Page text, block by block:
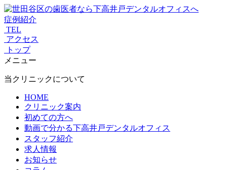
症例紹介
TEL
アクセス
トップ
メニュー
当クリニックについて
HOME
クリニック案内
初めての方へ
動画で分かる下高井戸デンタルオフィス
スタッフ紹介
求人情報
お知らせ